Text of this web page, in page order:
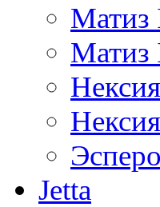
Матиз
Матиз
Jetta